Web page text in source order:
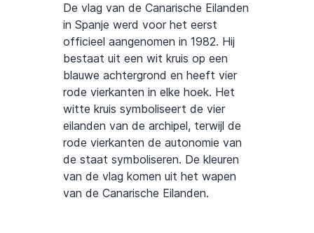
De vlag van de Canarische Eilanden
in Spanje werd voor het eerst
officieel aangenomen in 1982. Hij
bestaat uit een wit kruis op een
blauwe achtergrond en heeft vier
rode vierkanten in elke hoek. Het
witte kruis symboliseert de vier
eilanden van de archipel, terwijl de
rode vierkanten de autonomie van
de staat symboliseren. De kleuren
van de vlag komen uit het wapen
van de Canarische Eilanden.